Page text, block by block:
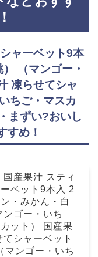
ー 凍らせて食べる 国産果…
ャーベット9本
（マンゴー・
凍らせてシャ
ちご・マスカ
まずい?おいし
すめ！
国産果汁 スティ
ベット9本入 2
・みかん・白
ンゴー・いち
ット） 国産果
シャーベット
マンゴー・いち